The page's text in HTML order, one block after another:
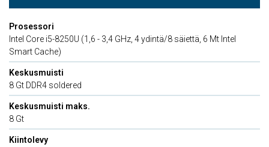
Prosessori
Intel Core i5-8250U (1,6 - 3,4 GHz, 4 ydintä/8 säiettä, 6 Mt Intel
Smart Cache)
Keskusmuisti
8 Gt DDR4 soldered
Keskusmuisti maks.
8 Gt
Kiintolevy